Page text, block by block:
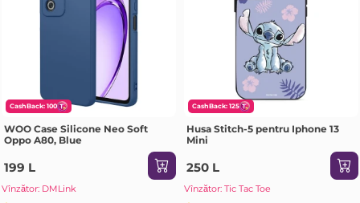
CashBack: 100
WOO Case Silicone Neo Soft
Oppo A80, Blue
199 L
Vînzător: DMLink
CashBack: 125
Husa Stitch-5 pentru Iphone 13
Mini
250 L
Vînzător: Tic Tac Toe